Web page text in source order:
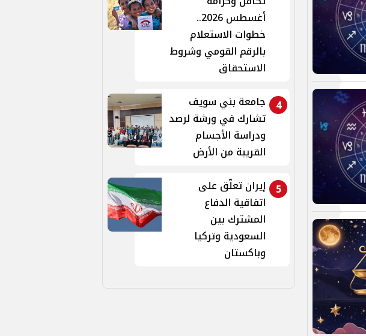
أغسطس 2026..
خطوات الاستعلام
بالرقم القومي وشروط
الاستحقاق
4
جامعة بني سويف
تشارك في ورشة لرصد
ودراسة الأجسام
القريبة من الأرض
5
إيران تعلّق على
اتفاقية الدفاع
المشترك بين
السعودية وتركيا
وباكستان